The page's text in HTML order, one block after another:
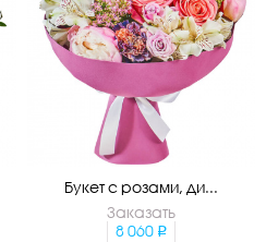
Букет с розами, ди...
Заказать
8 060